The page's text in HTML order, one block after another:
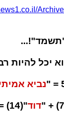
יכל להיות
נביא
דוד"(14) =